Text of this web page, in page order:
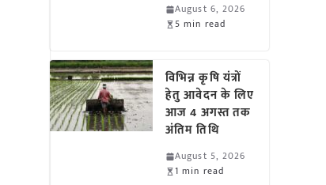
August 6, 2026
5 min read
विभिन्न कृषि यंत्रों
हेतु आवेदन के लिए
आज 4 अगस्त तक
अंतिम तिथि
August 5, 2026
1 min read